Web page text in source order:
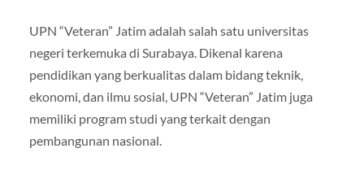
UPN “Veteran” Jatim adalah salah satu universitas
negeri terkemuka di Surabaya. Dikenal karena
pendidikan yang berkualitas dalam bidang teknik,
ekonomi, dan ilmu sosial, UPN “Veteran” Jatim juga
memiliki program studi yang terkait dengan
pembangunan nasional.